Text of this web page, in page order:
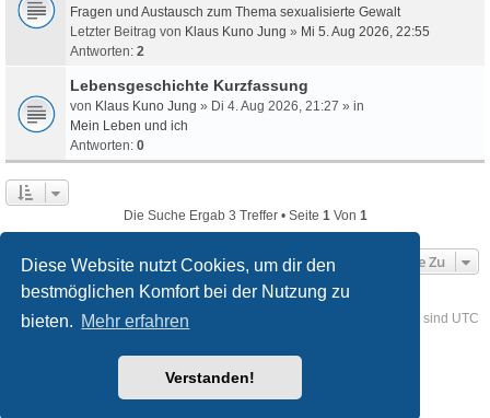
Diese Website nutzt Cookies, um dir den
bestmöglichen Komfort bei der Nutzung zu
bieten. Mehr erfahren
Verstanden!
Fragen und Austausch zum Thema sexualisierte Gewalt
Letzter Beitrag von Klaus Kuno Jung » Mi 5. Aug 2026, 22:55
Antworten: 2
Lebensgeschichte Kurzfassung
von Klaus Kuno Jung » Di 4. Aug 2026, 21:27 » in
Mein Leben und ich
Antworten: 0
Die Suche Ergab 3 Treffer • Seite 1 Von 1
Gehe Zu
Foren-Übersicht Kontakt Alle Zeiten sind UTC
® Forum Software © phpBB Limited
phpBB.de
created by INVENTEA & v12mike